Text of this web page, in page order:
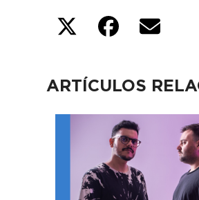
ARTÍCULOS